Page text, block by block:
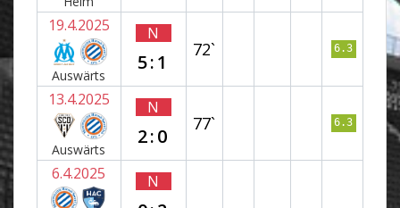
19.4.2025
Auswärts
N
5:1
72` 6.3
13.4.2025
Auswärts
N
2:0
77` 6.3
6.4.2025 N